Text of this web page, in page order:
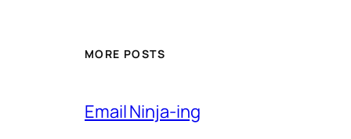
MORE POSTS
Email Ninja-ing